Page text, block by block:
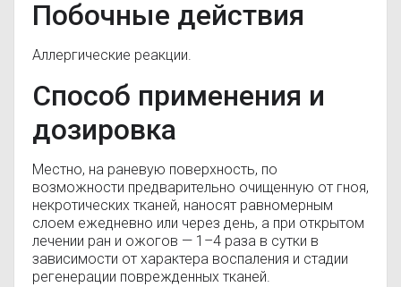
Побочные действия
Аллергические реакции.
Способ применения и
дозировка
Местно, на раневую поверхность, по
возможности предварительно очищенную от гноя,
некротических тканей, наносят равномерным
слоем ежедневно или через день, а при открытом
лечении ран и ожогов — 1–4 раза в сутки в
зависимости от характера воспаления и стадии
регенерации поврежденных тканей.